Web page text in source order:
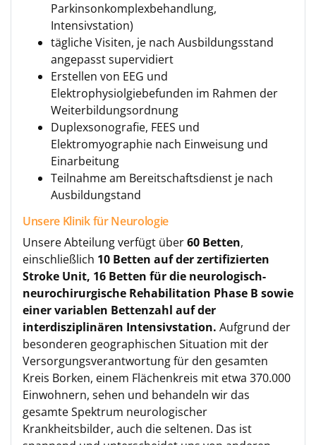
Parkinsonkomplexbehandlung,
Intensivstation)
tägliche Visiten, je nach Ausbildungsstand
angepasst supervidiert
Erstellen von EEG und
Elektrophysiolgiebefunden im Rahmen der
Weiterbildungsordnung
Duplexsonografie, FEES und
Elektromyographie nach Einweisung und
Einarbeitung
Teilnahme am Bereitschaftsdienst je nach
Ausbildungstand
Unsere Klinik für Neurologie
Unsere Abteilung verfügt über60 Betten,
einschließlich 10 Betten auf der zertifizierten
Stroke Unit, 16 Betten für die neurologisch-
neurochirurgische Rehabilitation Phase B sowie
einer variablen Bettenzahl auf der
interdisziplinären Intensivstation. Aufgrund der
besonderen geographischen Situation mit der
Versorgungsverantwortung für den gesamten
Kreis Borken, einem Flächenkreis mit etwa 370.000
Einwohnern, sehen und behandeln wir das
gesamte Spektrum neurologischer
Krankheitsbilder, auch die seltenen. Das ist